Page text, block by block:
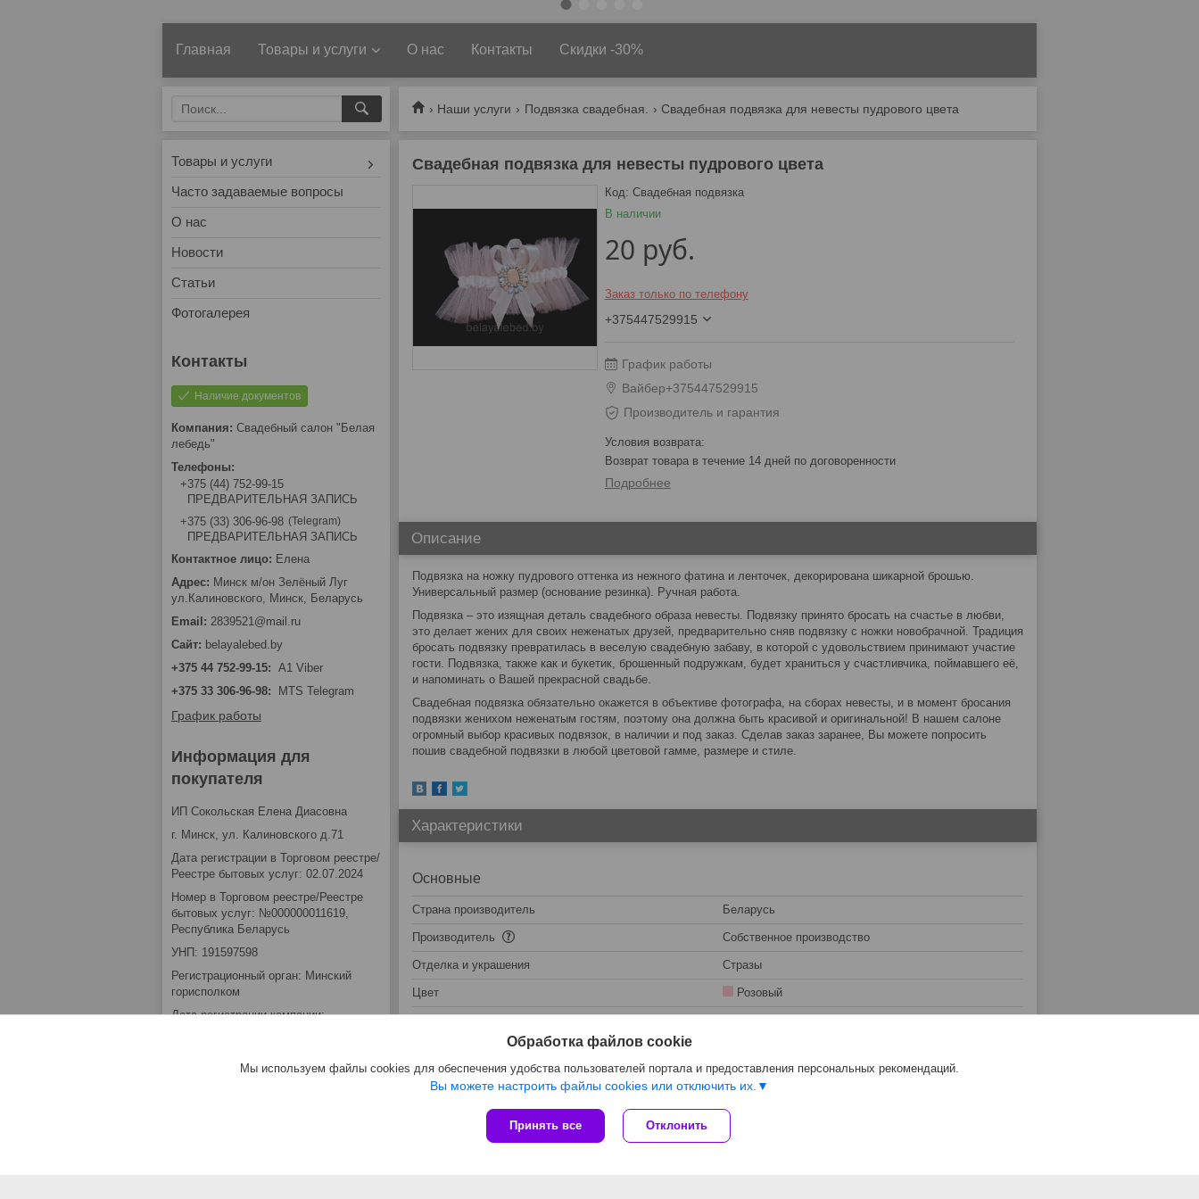
Главная Товары и услуги О нас Контакты Скидки -30%
Наши услуги Подвязка свадебная. Свадебная подвязка для невесты пудрового цвета
Свадебная подвязка для невесты пудрового цвета
В наличии
Код: Свадебная подвязка
20 руб.
Заказ только по телефону
+375447529915
График работы
Вайбер+375447529915
Производитель и гарантия
возврат товара в течение 14 дней по договоренности
Подробнее
Описание
Подвязка на ножку пудрового оттенка из нежного фатина и ленточек, декорирована шикарной брошью.
Универсальный размер (основание резинка). Ручная работа.
Подвязка – это изящная деталь свадебного образа невесты. Подвязку принято бросать на счастье в любви,
это делает жених для своих неженатых друзей, предварительно сняв подвязку с ножки новобрачной. Традиция
бросать подвязку превратилась в веселую свадебную забаву, в которой с удовольствием принимают участие
гости. Подвязка, также как и букетик, брошенный подружкам, будет храниться у счастливчика, поймавшего её,
и напоминать о Вашей прекрасной свадьбе.
Свадебная подвязка обязательно окажется в объективе фотографа, на сборах невесты, и в момент бросания
подвязки женихом неженатым гостям, поэтому она должна быть красивой и оригинальной! В нашем салоне
огромный выбор красивых подвязок, в наличии и под заказ. Сделав заказ заранее, Вы можете попросить
пошив свадебной подвязки в любой цветовой гамме, размере и стиле.
Характеристики
Основные
Страна производитель Беларусь
Производитель Собственное производство
Отделка и украшения Стразы
Цвет Розовый
Информация для заказа
Цена:20руб.
Товары и услуги
Часто задаваемые вопросы
О нас
Новости
Статьи
Фотогалерея
Наличие документов
Свадебный салон "Белая
лебедь"
+375 (44) 752-99-15
ПРЕДВАРИТЕЛЬНАЯ ЗАПИСЬ
+375 (33) 306-96-98
Telegram
ПРЕДВАРИТЕЛЬНАЯ ЗАПИСЬ
Елена
Минск м/он Зелёный Луг
ул.Калиновского, Минск, Беларусь
2839521@mail.ru
belayalebed.by
+375 44 752-99-15
A1 Viber
+375 33 306-96-98
MTS Telegram
График работы
Информация для
покупателя
ИП Сокольская Елена Диасовна
г. Минск, ул. Калиновского д.71
Дата регистрации в Торговом реестре/
Реестре бытовых услуг: 02.07.2024
Номер в Торговом реестре/Реестре
бытовых услуг: №000000011619,
Республика Беларусь
УНП: 191597598
Регистрационный орган: Минский
горисполком
Дата регистрации компании:
Местонахождение книги замечаний и
Обработка файлов cookie
Мы используем файлы cookies для обеспечения удобства пользователей портала и предоставления персональных рекомендаций.
Вы можете настроить файлы cookies или отключить их.
Принять все Отклонить